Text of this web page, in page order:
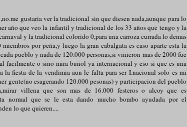
gustaria ver la tradicional sin que diesen nada,aunque para lo
año que veo la infantil y tradicional de los 33 años que tengo y la
y la tradicional colorido 0,para una carroza currada lo demas
por peña,y luego la gran cabalgata es caso aparte esta la
pueblo y nada de 120.000 personas,si vinieron mas de 2000 fue
facilmente o sino mira buñol ya internacional y eso si que es una
la fiesta de la vendimia aun le falta para ser I.nacional solo es mi
gente(no esagerando 120.000 pesonas) y participacion del pueblo
villena que son mas de 16.000 festeros o alcoy que es
normal que se le esta dando mucho bombo ayudada por el
lo que quieren....